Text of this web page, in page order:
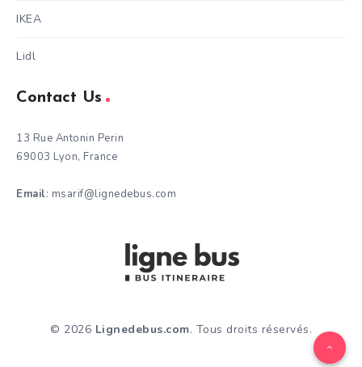
IKEA
Lidl
Contact Us
13 Rue Antonin Perin
69003 Lyon, France
Email: msarif@lignedebus.com
© 2026 Lignedebus.com. Tous droits réservés.